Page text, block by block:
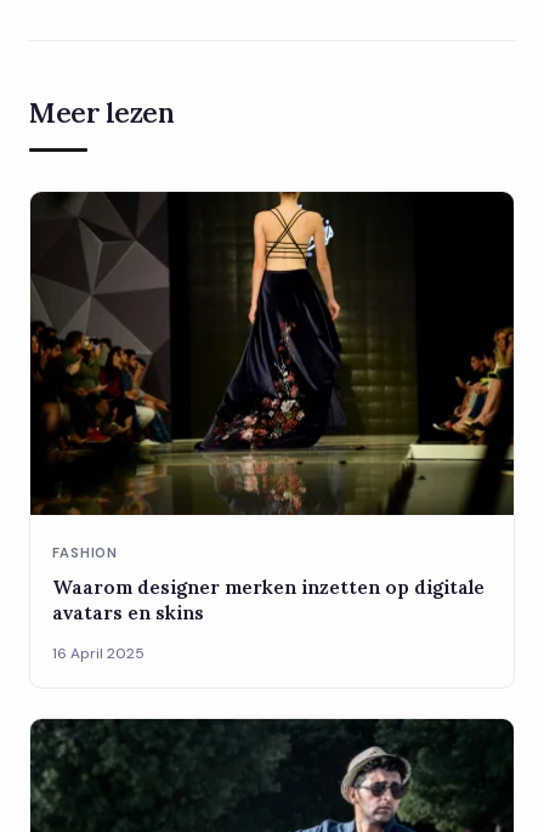
Meer lezen
FASHION
Waarom designer merken inzetten op digitale
avatars en skins
16 April 2025